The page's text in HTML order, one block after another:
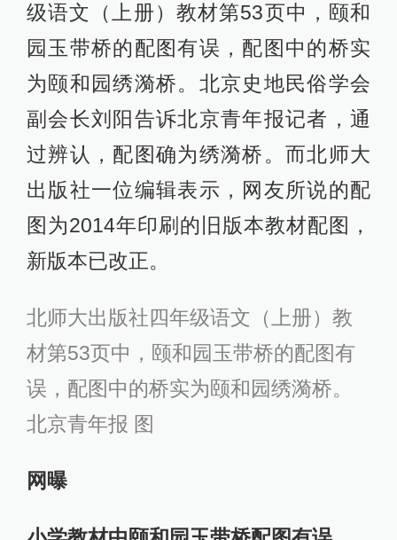
级语文（上册）教材第53页中，颐和
园玉带桥的配图有误，配图中的桥实
为颐和园绣漪桥。北京史地民俗学会
副会长刘阳告诉北京青年报记者，通
过辨认，配图确为绣漪桥。而北师大
出版社一位编辑表示，网友所说的配
图为2014年印刷的旧版本教材配图，
新版本已改正。
北师大出版社四年级语文（上册）教
材第53页中，颐和园玉带桥的配图有
误，配图中的桥实为颐和园绣漪桥。
北京青年报 图
网曝